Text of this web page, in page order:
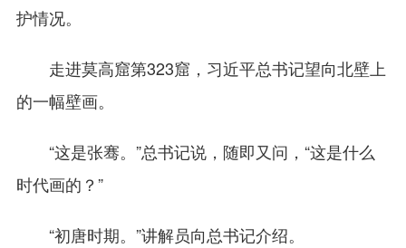
护情况。
走进莫高窟第323窟，习近平总书记望向北壁上
的一幅壁画。
“这是张骞。”总书记说，随即又问，“这是什么
时代画的？”
“初唐时期。”讲解员向总书记介绍。